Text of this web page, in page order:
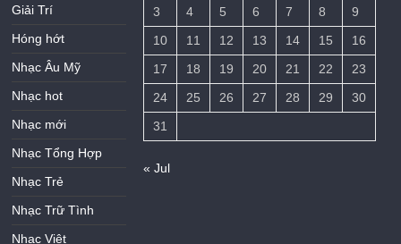
Giải Trí
Hóng hớt
Nhạc Âu Mỹ
Nhạc hot
Nhạc mới
Nhạc Tổng Hợp
Nhạc Trẻ
Nhạc Trữ Tình
Nhạc Việt
3
4 5 6 7 8
9
10
11 12 13 14 15
16
17
18 19 20 21 22
23
24
25 26 27 28 29
30
31
« Jul